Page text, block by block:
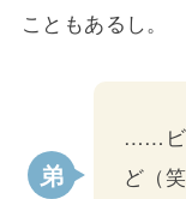
こともあるし。
……ビ
ど（